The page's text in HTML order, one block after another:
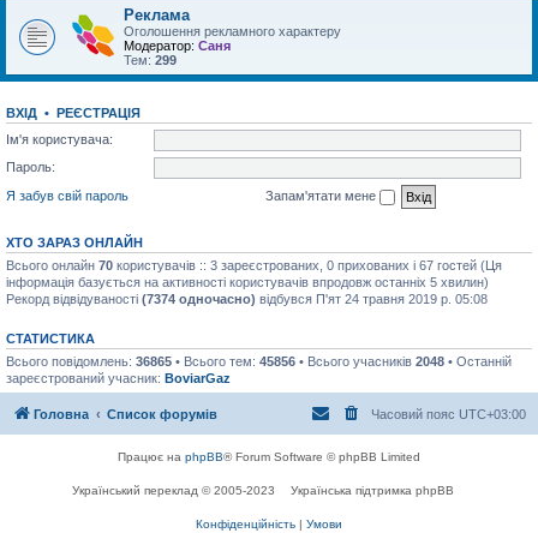
Реклама
Оголошення рекламного характеру
Модератор: Саня
Тем: 299
ВХІД • РЕЄСТРАЦІЯ
Ім'я користувача:
Пароль:
Я забув свій пароль
Запам'ятати мене
ХТО ЗАРАЗ ОНЛАЙН
Всього онлайн 70 користувачів :: 3 зареєстрованих, 0 прихованих і 67 гостей (Ця
інформація базується на активності користувачів впродовж останніх 5 хвилин)
Рекорд відвідуваності (7374 одночасно) відбувся П'ят 24 травня 2019 р. 05:08
СТАТИСТИКА
Всього повідомлень: 36865 • Всього тем: 45856 • Всього учасників 2048 • Останній
зареєстрований учасник: BoviarGaz
Головна Список форумів Часовий пояс UTC+03:00
Працює на phpBB® Forum Software © phpBB Limited
Український переклад © 2005-2023 Українська підтримка phpBB
Конфіденційність | Умови